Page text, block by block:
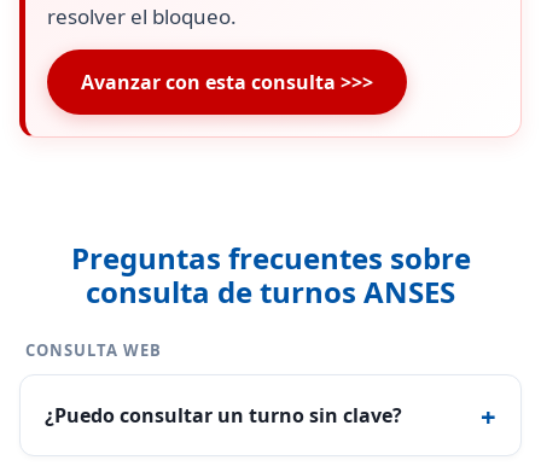
resolver el bloqueo.
Avanzar con esta consulta >>>
Preguntas frecuentes sobre
consulta de turnos ANSES
CONSULTA WEB
¿Puedo consultar un turno sin clave? +